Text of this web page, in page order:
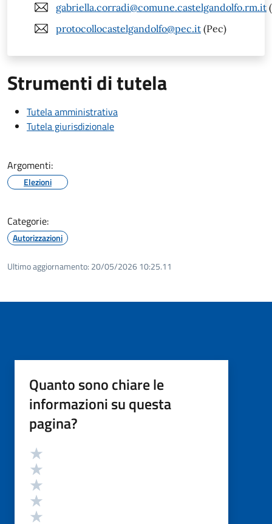
gabriella.corradi@comune.castelgandolfo.rm.it
protocollocastelgandolfo@pec.it (Pec)
Strumenti di tutela
Tutela amministrativa
Tutela giurisdizionale
Argomenti:
Elezioni
Categorie:
Autorizzazioni
Ultimo aggiornamento: 20/05/2026 10:25.11
Quanto sono chiare le
informazioni su questa
pagina?
Valutazione